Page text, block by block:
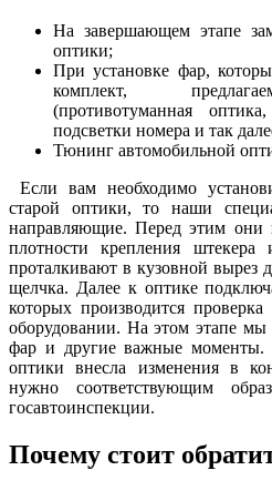
На завершающем этапе
оптики;
При установке фар,
комплект,
(противотуманная
подсветки номера и так
Тюнинг автомобильной
Если вам необходимо
старой оптики, то наши
направляющие. Перед этим они
плотности крепления
проталкивают в кузовной вырез
щелчка. Далее к оптике
которых производится
оборудовании. На этом этапе мы
фар и другие важные моменты.
оптики внесла изменения в
нужно соответствующим
госавтоинспекции.
Почему стоит